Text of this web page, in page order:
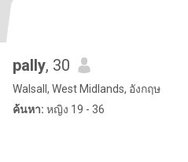
pally, 30
Walsall, West Midlands, อังกฤษ
ค้นหา: หญิง 19 - 36